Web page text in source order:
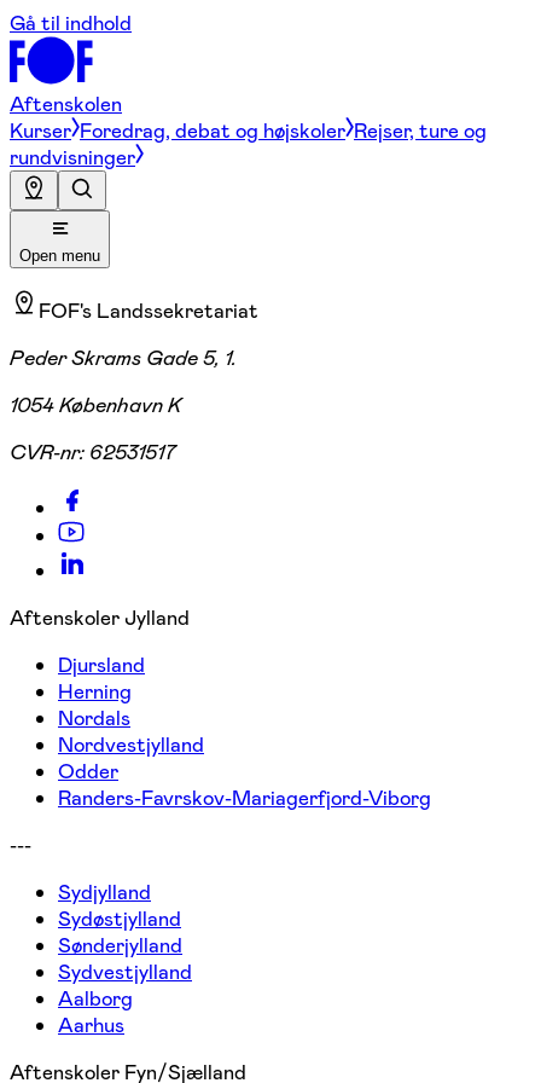
Gå til indhold
Aftenskolen
Kurser Foredrag, debat og højskoler Rejser, ture og
rundvisninger
Open menu
FOF's Landssekretariat
Peder Skrams Gade 5, 1.
1054 København K
CVR-nr: 62531517
Aftenskoler Jylland
Djursland
Herning
Nordals
Nordvestjylland
Odder
Randers-Favrskov-Mariagerfjord-Viborg
---
Sydjylland
Sydøstjylland
Sønderjylland
Sydvestjylland
Aalborg
Aarhus
Aftenskoler Fyn/Sjælland